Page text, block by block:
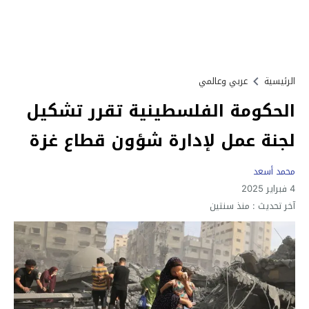
الرئيسية عربي وعالمي
الحكومة الفلسطينية تقرر تشكيل
لجنة عمل لإدارة شؤون قطاع غزة
محمد أسعد
4 فبراير 2025
آخر تحديث : منذ سنتين